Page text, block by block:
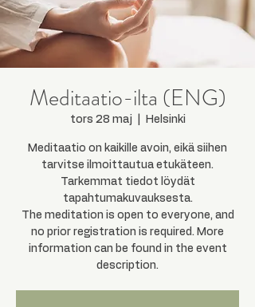
Meditaatio-ilta (ENG)
tors 28 maj Helsinki
Meditaatio on kaikille avoin, eikä siihen
tarvitse ilmoittautua etukäteen.
Tarkemmat tiedot löydät
tapahtumakuvauksesta.
The meditation is open to everyone, and
no prior registration is required. More
information can be found in the event
description.